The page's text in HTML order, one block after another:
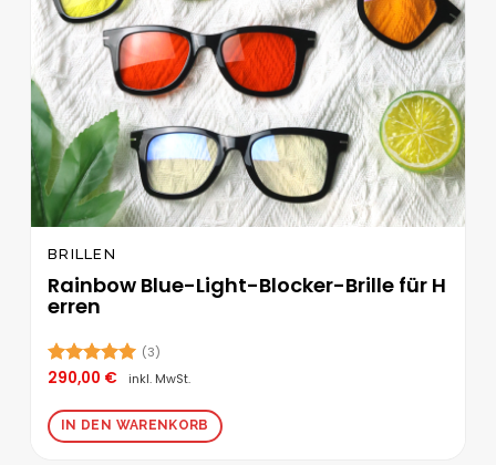
BRILLEN
Rainbow Blue-Light-Blocker-Brille für H
erren
Bewertet
von 5
(3)
290,00 € inkl. MwSt.
IN DEN WARENKORB